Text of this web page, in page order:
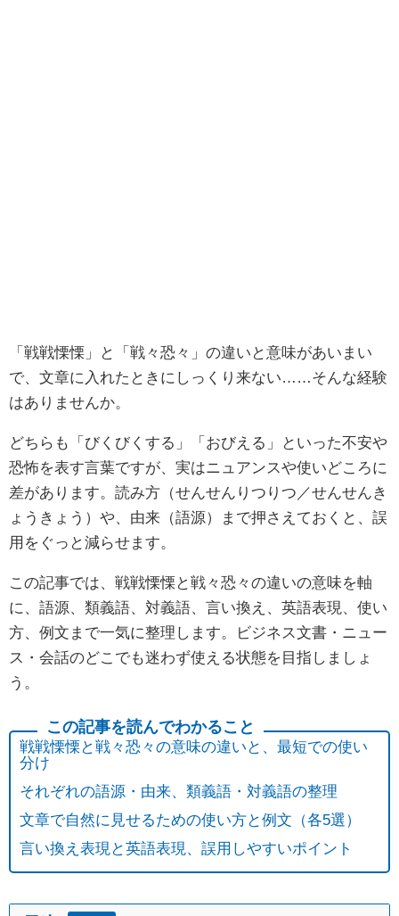
「戦戦慄慄」と「戦々恐々」の違いと意味があいまい
で、文章に入れたときにしっくり来ない……そんな経験
はありませんか。
どちらも「びくびくする」「おびえる」といった不安や
恐怖を表す言葉ですが、実はニュアンスや使いどころに
差があります。読み方（せんせんりつりつ／せんせんき
ょうきょう）や、由来（語源）まで押さえておくと、誤
用をぐっと減らせます。
この記事では、戦戦慄慄と戦々恐々の違いの意味を軸
に、語源、類義語、対義語、言い換え、英語表現、使い
方、例文まで一気に整理します。ビジネス文書・ニュー
ス・会話のどこでも迷わず使える状態を目指しましょ
う。
戦戦慄慄と戦々恐々の意味の違いと、最短での使い
分け
それぞれの語源・由来、類義語・対義語の整理
文章で自然に見せるための使い方と例文（各5選）
言い換え表現と英語表現、誤用しやすいポイント